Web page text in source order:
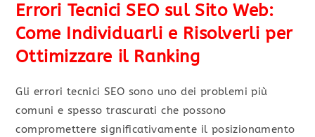
Errori Tecnici SEO sul Sito Web:
Come Individuarli e Risolverli per
Ottimizzare il Ranking
Gli errori tecnici SEO sono uno dei problemi più
comuni e spesso trascurati che possono
compromettere significativamente il posizionamento